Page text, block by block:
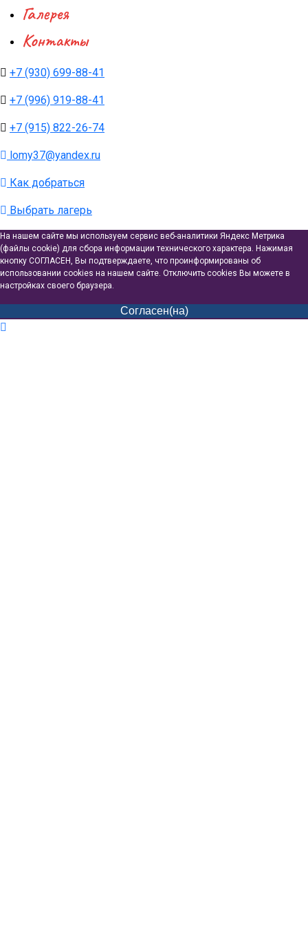
Галерея
Контакты
+7 (930) 699-88-41
+7 (996) 919-88-41
+7 (915) 822-26-74
lomy37@yandex.ru
Как добраться
Выбрать лагерь
На нашем сайте мы используем сервис веб-аналитики Яндекс Метрика
(файлы cookie) для сбора информации технического характера. Нажимая
кнопку СОГЛАСЕН, Вы подтверждаете, что проинформированы об
использовании cookies на нашем сайте. Отключить cookies Вы можете в
настройках своего браузера.
Согласен(на)